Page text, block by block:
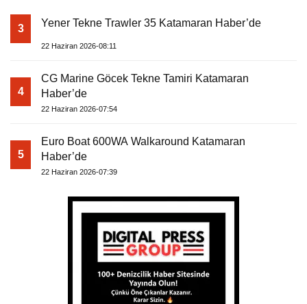
3 Yener Tekne Trawler 35 Katamaran Haber’de
22 Haziran 2026-08:11
4
CG Marine Göcek Tekne Tamiri Katamaran
Haber’de
22 Haziran 2026-07:54
5
Euro Boat 600WA Walkaround Katamaran
Haber’de
22 Haziran 2026-07:39